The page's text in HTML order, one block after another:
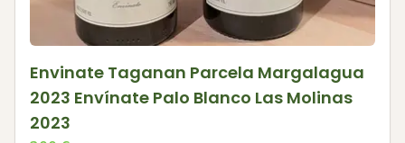
Envinate Taganan Parcela Margalagua
2023 Envínate Palo Blanco Las Molinas
2023